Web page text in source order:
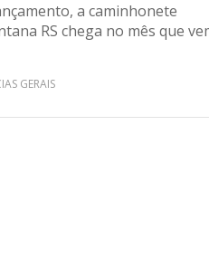
a caminhonete
RS chega no mês que
GERAIS